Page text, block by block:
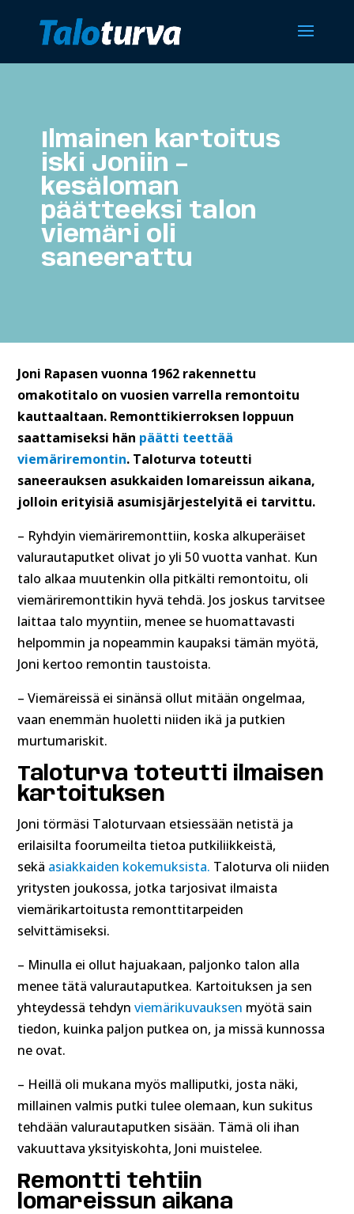
Ilmainen kartoitus
iski Joniin –
kesäloman
päätteeksi talon
viemäri oli
saneerattu
Joni Rapasen vuonna 1962 rakennettu
omakotitalo on vuosien varrella remontoitu
kauttaaltaan. Remonttikierroksen loppuun
saattamiseksi hän päätti teettää
viemäriremontin. Taloturva toteutti
saneerauksen asukkaiden lomareissun aikana,
jolloin erityisiä asumisjärjestelyitä ei tarvittu.
– Ryhdyin viemäriremonttiin, koska alkuperäiset
valurautaputket olivat jo yli 50 vuotta vanhat. Kun
talo alkaa muutenkin olla pitkälti remontoitu, oli
viemäriremonttikin hyvä tehdä. Jos joskus tarvitsee
laittaa talo myyntiin, menee se huomattavasti
helpommin ja nopeammin kaupaksi tämän myötä,
Joni kertoo remontin taustoista.
– Viemäreissä ei sinänsä ollut mitään ongelmaa,
vaan enemmän huoletti niiden ikä ja putkien
murtumariskit.
Taloturva toteutti ilmaisen
kartoituksen
Joni törmäsi Taloturvaan etsiessään netistä ja
erilaisilta foorumeilta tietoa putkiliikkeistä,
sekä asiakkaiden kokemuksista. Taloturva oli niiden
yritysten joukossa, jotka tarjosivat ilmaista
viemärikartoitusta remonttitarpeiden
selvittämiseksi.
– Minulla ei ollut hajuakaan, paljonko talon alla
menee tätä valurautaputkea. Kartoituksen ja sen
yhteydessä tehdynviemärikuvauksen myötä sain
tiedon, kuinka paljon putkea on, ja missä kunnossa
ne ovat.
– Heillä oli mukana myös malliputki, josta näki,
millainen valmis putki tulee olemaan, kun sukitus
tehdään valurautaputken sisään. Tämä oli ihan
vakuuttava yksityiskohta, Joni muistelee.
Remontti tehtiin
lomareissun aikana